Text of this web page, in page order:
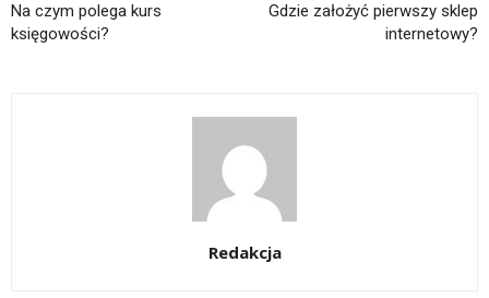
Na czym polega kurs
księgowości?
Gdzie założyć pierwszy sklep
internetowy?
Redakcja